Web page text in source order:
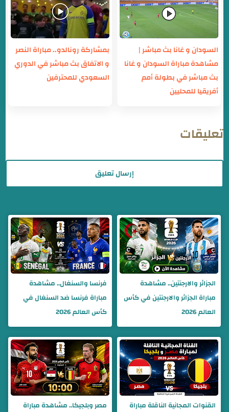
السودان و غانا بث مباشر |
مشاهدة مباراة السودان و غانا
بث مباشر في بطولة أمم
أفريقيا للمحليين
بمشاركة رونالدو.. مباراة النصر
و الاتفاق بث مباشر في الدوري
السعودي للمحترفين
تعليقات
إرسال تعليق
الجزائر والارجنتين.. مشاهدة
مباراة الجزائر والارجنتين في كأس
العالم 2026
فرنسا والسنغال.. مشاهدة
مباراة فرنسا ضد السنغال في
كأس العالم 2026
القنوات المجانية الناقلة مباراة
مصر وبلجيكا.. مشاهدة مباراة